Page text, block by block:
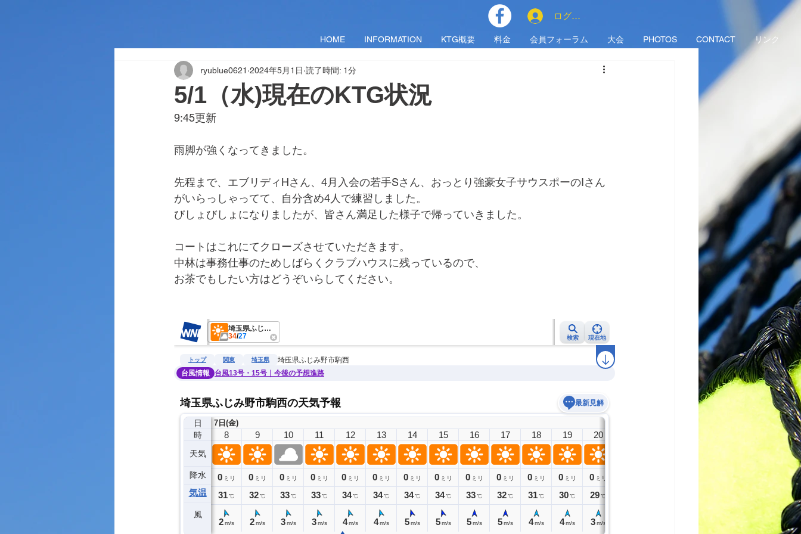
HOME INFORMATION KTG概要 料金 会員フォーラム 大会 PHOTOS CONTACT リンク
ログイン
5/1（水)現在のKTG状況
ryublue0621 2024年5月1日 読了時間: 1分
9:45更新
雨脚が強くなってきました。
先程まで、エブリディHさん、4月入会の若手Sさん、おっとり強豪女子サウスポーのIさん
がいらっしゃってて、自分含め4人で練習しました。
びしょびしょになりましたが、皆さん満足した様子で帰っていきました。
コートはこれにてクローズさせていただきます。
中林は事務仕事のためしばらくクラブハウスに残っているので、
お茶でもしたい方はどうぞいらしてください。